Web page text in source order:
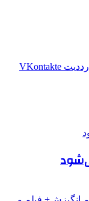
‫رددیت ‫VKontakte